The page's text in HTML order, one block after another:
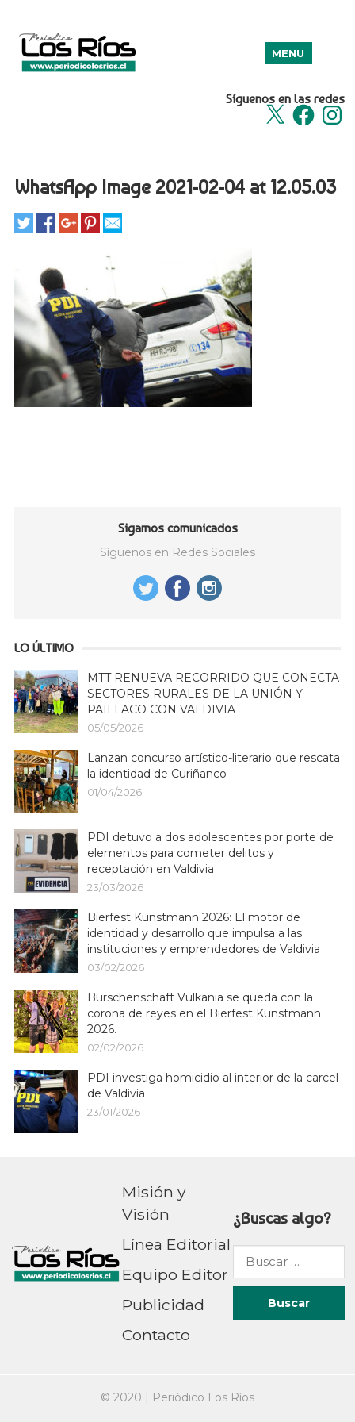
Síguenos en las redes
X Facebook
MENU
WhatsApp Image 2021-02-04 at 12.05.03
Sigamos comunicados
Síguenos en Redes Sociales
LO ÚLTIMO
MTT RENUEVA RECORRIDO QUE CONECTA
SECTORES RURALES DE LA UNIÓN Y
PAILLACO CON VALDIVIA
05/05/2026
Lanzan concurso artístico-literario que rescata
la identidad de Curiñanco
01/04/2026
PDI detuvo a dos adolescentes por porte de
elementos para cometer delitos y
receptación en Valdivia
23/03/2026
Bierfest Kunstmann 2026: El motor de
identidad y desarrollo que impulsa a las
instituciones y emprendedores de Valdivia
03/02/2026
Burschenschaft Vulkania se queda con la
corona de reyes en el Bierfest Kunstmann
2026.
02/02/2026
PDI investiga homicidio al interior de la carcel
de Valdivia
23/01/2026
Misión y
Visión
Línea Editorial
Equipo Editor
Publicidad
Contacto
¿Buscas algo?
Buscar
por:
© 2020 | Periódico Los Ríos